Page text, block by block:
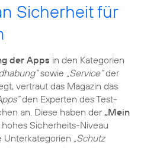
Sicherheit für
der Apps in den Kategorien
sowie „Service“der
vertraut das Magazin das
den Experten des Test-
an. Diese haben der„Mein
Sicherheits-Niveau
Unterkategorien „Schutz